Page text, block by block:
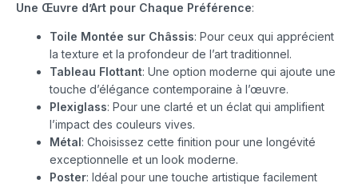
Une Œuvre d’Art pour Chaque Préférence:
Toile Montée sur Châssis: Pour ceux qui apprécient
la texture et la profondeur de l’art traditionnel.
Tableau Flottant: Une option moderne qui ajoute une
touche d’élégance contemporaine à l’œuvre.
Plexiglass: Pour une clarté et un éclat qui amplifient
l’impact des couleurs vives.
Métal: Choisissez cette finition pour une longévité
exceptionnelle et un look moderne.
Poster: Idéal pour une touche artistique facilement